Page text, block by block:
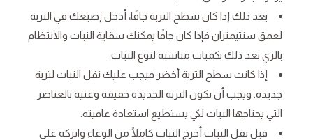
بعد ذلك إذا كان سطح التربة جافًا، أدخل إصبعك في التربة
لعمق سنتيمتران فإذا كان جافًا يمكنك سقاية النبات والانتظام
بالري بعد ذلك بكميات مناسبة لنوع النبات.
إذا كانت سطح التربة أخضر فيجب عليك نقل النبات لتربة
جديدة. ويجب أن تكون التربة الجديدة خفيفة وغنية بالعناصر
التي يحتاجها النبات لكي يستطيع استعادة عافيته.
قبل نقل النبات أخرج النبات كاملًا من الوعاء واتركه على